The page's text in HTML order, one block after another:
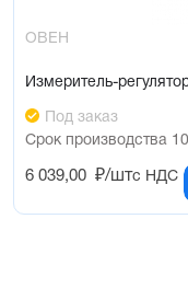
ОВЕН
Измеритель-
Под заказ
Срок производства
6 039,00 ₽/штс НДС